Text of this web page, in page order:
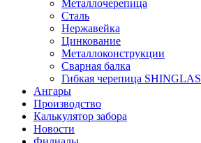
Металлочерепица
Сталь
Нержавейка
Цинкование
Металлоконструкции
Сварная балка
Гибкая черепица SHINGLAS
Ангары
Производство
Калькулятор забора
Новости